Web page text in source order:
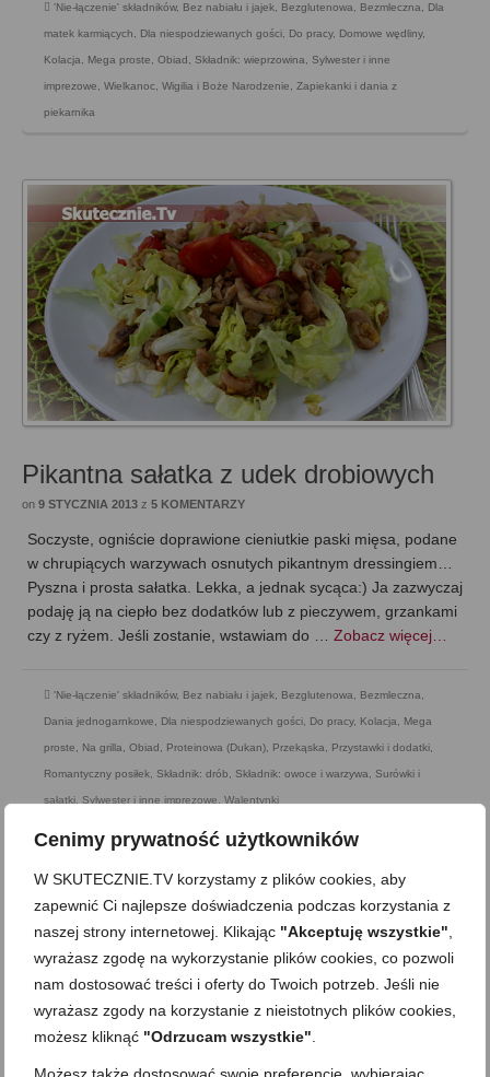
Cenimy prywatność użytkowników
W SKUTECZNIE.TV korzystamy z plików cookies, aby
zapewnić Ci najlepsze doświadczenia podczas korzystania z
naszej strony internetowej. Klikając "Akceptuję wszystkie"
wyrażasz zgodę na wykorzystanie plików cookies, co pozwoli
nam dostosować treści i oferty do Twoich potrzeb. Jeśli nie
wyrażasz zgody na korzystanie z nieistotnych plików cookies,
możesz kliknąć "Odrzucam wszystkie"
'Nie-łączenie' składników, Bez nabiału i jajek, Bezglutenowa, Bezmleczna, Dla
matek karmiących, Dla niespodziewanych gości, Do pracy, Domowe wędliny,
Kolacja, Mega proste, Obiad, Składnik: wieprzowina, Sylwester i inne
imprezowe, Wielkanoc, Wigilia i Boże Narodzenie, Zapiekanki i dania z
piekarnika
Pikantna sałatka z udek drobiowych
on 9 STYCZNIA 2013 z 5 KOMENTARZY
Soczyste, ogniście doprawione cieniutkie paski mięsa, podane
w chrupiących warzywach osnutych pikantnym dressingiem…
Pyszna i prosta sałatka. Lekka, a jednak sycąca:) Ja zazwyczaj
podaję ją na ciepło bez dodatków lub z pieczywem, grzankami
czy z ryżem. Jeśli zostanie, wstawiam do … Zobacz więcej…
'Nie-łączenie' składników, Bez nabiału i jajek Bezglutenowa Bezmleczna
Dania jednogarnkowe Dla niespodziewanych gości Do pracy, Kolacja Mega
proste Na grilla Obiad Proteinowa (Dukan) Przekąska Przystawki i dodatki
Romantyczny posiłek Składnik: drób Składnik: owoce i warzywa Surówki i
sałatki Sylwester i inne imprezowe Walentynki